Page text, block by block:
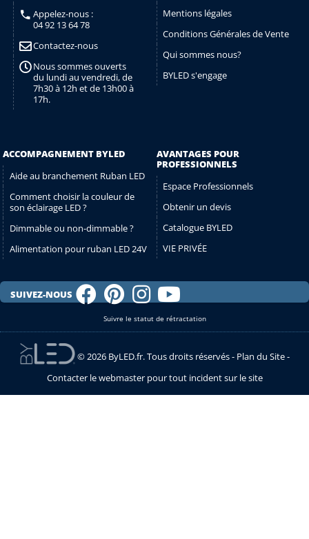
Appelez-nous :
04 92 13 64 78
Contactez-nous
Nous sommes ouverts
du lundi au vendredi, de
7h30 à 12h et de 13h00 à
17h.
Mentions légales
Conditions Générales de Vente
Qui sommes nous?
BYLED s'engage
ACCOMPAGNEMENT BYLED
Aide au branchement Ruban LED
Comment choisir la couleur de
son éclairage LED ?
Dimmable ou non-dimmable ?
Alimentation pour ruban LED 24V
AVANTAGES POUR
PROFESSIONNELS
Espace Professionnels
Obtenir un devis
Catalogue BYLED
VIE PRIVÉE
SUIVEZ-NOUS
Suivre le statut de rétractation
© 2026 ByLED.fr. Tous droits réservés - Plan du Site-
Contacter le webmaster pour tout incident sur le site